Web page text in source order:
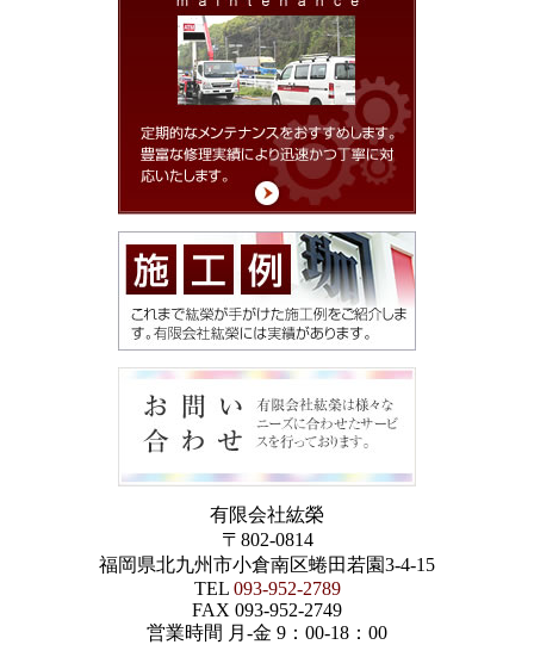
有限会社紘榮
〒802-0814
福岡県北九州市小倉南区蜷田若園3-4-15
TEL 093-952-2789
FAX 093-952-2749
営業時間 月-金 9：00-18：00